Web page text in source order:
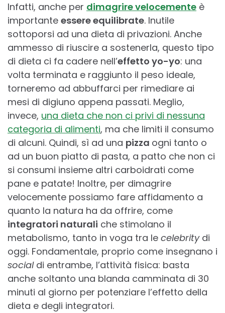
Infatti, anche per dimagrire velocemente è
importante essere equilibrate. Inutile
sottoporsi ad una dieta di privazioni. Anche
ammesso di riuscire a sostenerla, questo tipo
di dieta ci fa cadere nell’effetto yo-yo: una
volta terminata e raggiunto il peso ideale,
torneremo ad abbuffarci per rimediare ai
mesi di digiuno appena passati. Meglio,
invece, una dieta che non ci privi di nessuna
categoria di alimenti, ma che limiti il consumo
di alcuni. Quindi, sì ad una pizza ogni tanto o
ad un buon piatto di pasta, a patto che non ci
si consumi insieme altri carboidrati come
pane e patate! Inoltre, per dimagrire
velocemente possiamo fare affidamento a
quanto la natura ha da offrire, come
integratori naturali che stimolano il
metabolismo, tanto in voga tra le celebritydi
oggi. Fondamentale, proprio come insegnano i
social di entrambe, l’attività fisica: basta
anche soltanto una blanda camminata di 30
minuti al giorno per potenziare l’effetto della
dieta e degli integratori.